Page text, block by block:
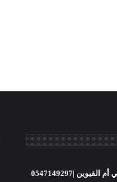
|0547149297